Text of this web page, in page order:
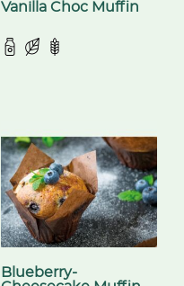
Vanilla Choc Muffin
Blueberry-